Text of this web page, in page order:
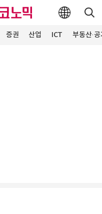
증권 산업 ICT 부동산·